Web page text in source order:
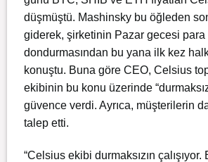
düşmüştü. Mashinsky bu öğleden
giderek, şirketinin Pazar gecesi
dondurmasından bu yana ilk kez
konuştu. Buna göre CEO, Celsius
ekibinin bu konu üzerinde
güvence verdi. Ayrıca, müşterilerin
talep etti.
“Celsius ekibi durmaksızın